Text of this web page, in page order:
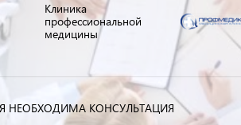
Клиника
профессиональной
медицины
НЕОБХОДИМА КОНСУЛЬТАЦИЯ